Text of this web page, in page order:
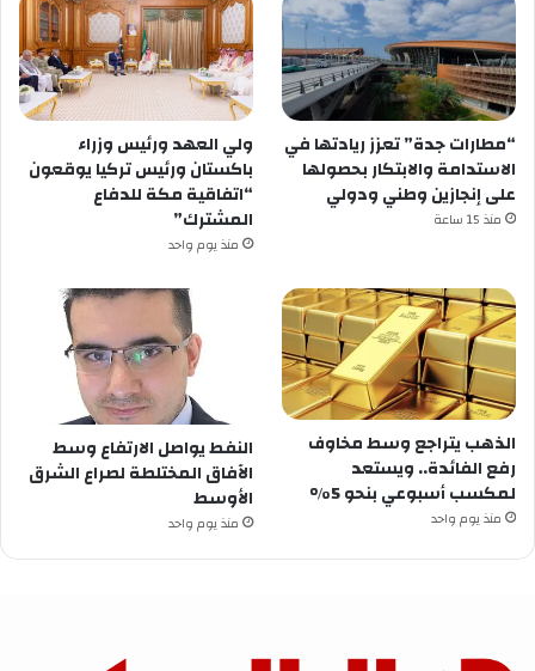
“مطارات جدة” تعزز ريادتها في
الاستدامة والابتكار بحصولها
على إنجازين وطني ودولي
منذ 15 ساعة
ولي العهد ورئيس وزراء
باكستان ورئيس تركيا يوقعون
“اتفاقية مكة للدفاع
المشترك”
منذ يوم واحد
الذهب يتراجع وسط مخاوف
رفع الفائدة.. ويستعد
لمكسب أسبوعي بنحو 5%
منذ يوم واحد
النفط يواصل الارتفاع وسط
الآفاق المختلطة لصراع الشرق
الأوسط
منذ يوم واحد